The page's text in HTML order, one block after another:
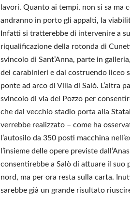
lavori. Quanto ai tempi, non si sa ma
andranno in porto gli appalti, la
Infatti si tratterebbe di intervenire a
riqualificazione della rotonda di
svincolo di Sant’Anna, parte in
dei carabinieri e dal costruendo liceo
ponte ad arco di Villa di Salò. L’altra
svincolo di via del Pozzo per
che dal vecchio stadio porta alla
verrebbe realizzato – come ha
l’autosilo da 350 posti macchina
l’insieme delle opere previste
consentirebbe a Salò di attuare il suo
nord, ma per ora resta sulla carta.
sarebbe già un grande risultato